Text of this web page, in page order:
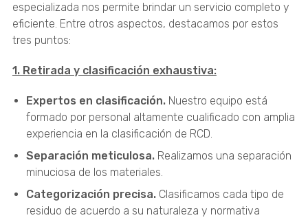
especializada nos permite brindar un servicio completo y
eficiente. Entre otros aspectos, destacamos por estos
tres puntos:
1. Retirada y clasificación exhaustiva:
Expertos en clasificación.Nuestro equipo está
formado por personal altamente cualificado con amplia
experiencia en la clasificación de RCD.
Separación meticulosa.Realizamos una separación
minuciosa de los materiales.
Categorización precisa.Clasificamos cada tipo de
residuo de acuerdo a su naturaleza y normativa